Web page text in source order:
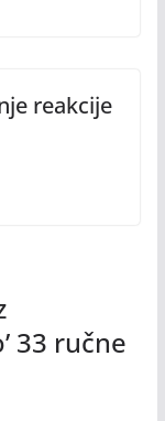
reakcije
33 ručne